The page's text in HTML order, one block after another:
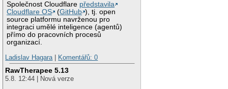
Společnost Cloudflare představila
Cloudflare OS
(GitHub ), tj. open
source platformu navrženou pro
integraci umělé inteligence (agentů)
přímo do pracovních procesů
organizací.
Ladislav Hagara
Komentářů: 0
RawTherapee 5.13
5.8. 12:44 | Nová verze